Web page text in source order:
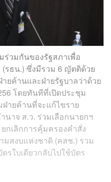
ร่วมกันของรัฐสภาเพื่อ
ธน.) ซึ่งมีรวม 6 ญัตติด้วย
ยค้านและฝ่ายรัฐบาลว่าด้วย
โดยทันทีที่เปิดประชุม
ายค้านที่จะแก้ไขราย
าจ ส.ว. ร่วมเลือกนายกฯ
เลิกการคุ้มครองคำสั่ง
สงบแห่งชาติ (คสช.) รวม
รใบเดียวกลับไปใช้บัตร